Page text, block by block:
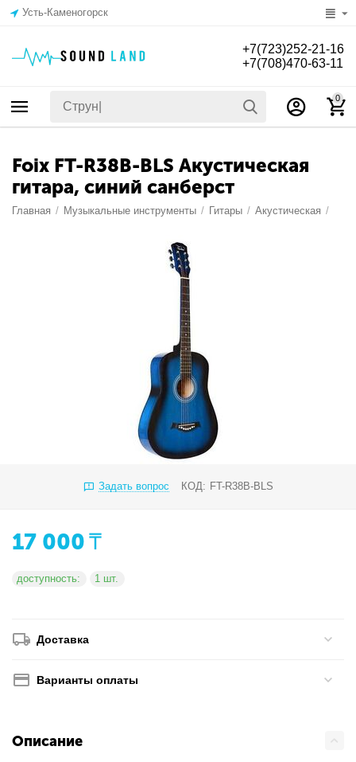
Усть-Каменогорск
+7(723)252-21-16
+7(708)470-63-11
0
Foix FT-R38B-BLS Акустическая
гитара, синий санберст
Главная / Музыкальные инструменты / Гитары / Акустическая /
Задать вопрос КОД: FT-R38B-BLS
17 000₸
доступность: 1 шт.
Доставка
Варианты оплаты
Описание